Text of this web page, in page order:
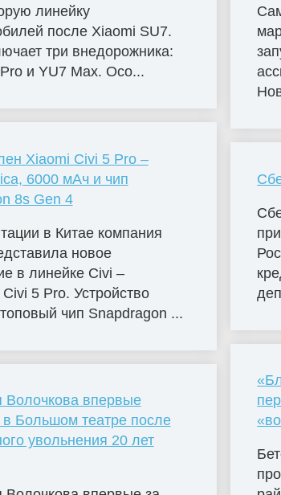
линейку
после Xiaomi SU7.
три внедорожника:
и YU7 Max. Осо...
Xiaomi Civi 5 Pro –
6000 мАч и чип
8s Gen 4
в Китае компания
новое
в линейке Civi –
5 Pro. Устройство
чип Snapdragon ...
Волочкова впервые
Большом театре после
увольнения 20 лет